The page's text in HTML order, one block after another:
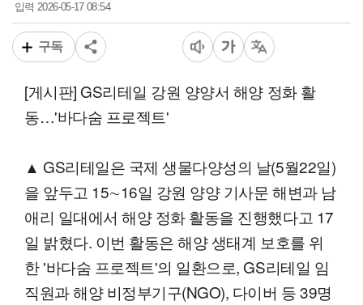
입력2026-05-17 08:54
구독
[게시판] GS리테일 강원 양양서 해양 정화 활
동…'바다숨 프로젝트'
▲ GS리테일은 국제 생물다양성의 날(5월22일)
을 앞두고 15∼16일 강원 양양 기사문 해변과 남
애리 일대에서 해양 정화 활동을 진행했다고 17
일 밝혔다. 이번 활동은 해양 생태계 보호를 위
한 '바다숨 프로젝트'의 일환으로, GS리테일 임
직원과 해양 비정부기구(NGO), 다이버 등 39명